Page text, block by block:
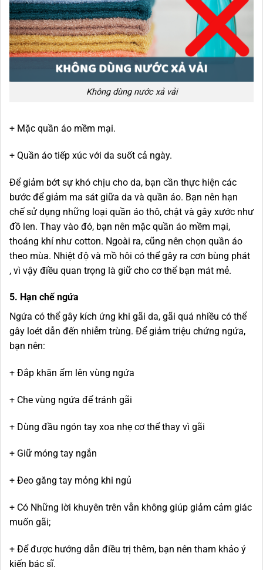
Không dùng nước xả vải
+ Mặc quần áo mềm mại.
+ Quần áo tiếp xúc với da suốt cả ngày.
Để giảm bớt sự khó chịu cho da, bạn cần thực hiện các
bước để giảm ma sát giữa da và quần áo. Bạn nên hạn
chế sử dụng những loại quần áo thô, chật và gây xước như
đồ len. Thay vào đó, bạn nên mặc quần áo mềm mại,
thoáng khí như cotton. Ngoài ra, cũng nên chọn quần áo
theo mùa. Nhiệt độ và mồ hôi có thể gây ra cơn bùng phát
, vì vậy điều quan trọng là giữ cho cơ thể bạn mát mẻ.
5. Hạn chế ngứa
Ngứa có thể gây kích ứng khi gãi da, gãi quá nhiều có thể
gây loét dẫn đến nhiễm trùng. Để giảm triệu chứng ngứa,
bạn nên:
+ Đắp khăn ẩm lên vùng ngứa
+ Che vùng ngứa để tránh gãi
+ Dùng đầu ngón tay xoa nhẹ cơ thể thay vì gãi
+ Giữ móng tay ngắn
+ Đeo găng tay mỏng khi ngủ
+ Có Những lời khuyên trên vẫn không giúp giảm cảm giác
muốn gãi;
+ Để được hướng dẫn điều trị thêm, bạn nên tham khảo ý
kiến ​​​​bác sĩ.